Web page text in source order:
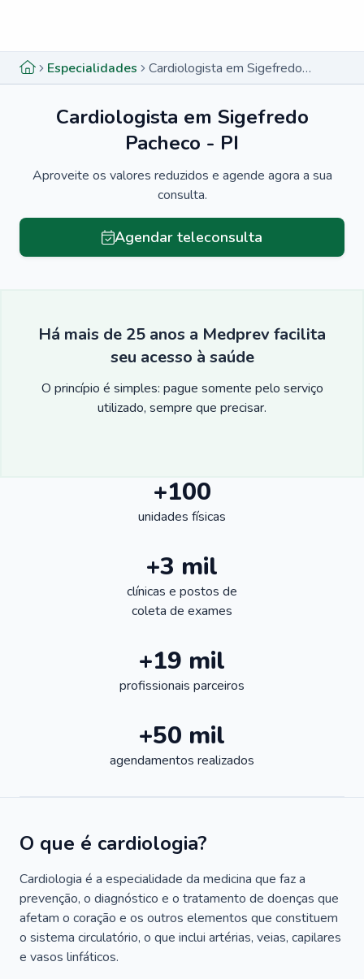
Especialidades Cardiologista em Sigefredo Pacheco - PI
Cardiologista em Sigefredo
Pacheco - PI
Aproveite os valores reduzidos e agende agora a sua
consulta.
Agendar teleconsulta
Há mais de 25 anos a Medprev facilita
seu acesso à saúde
O princípio é simples: pague somente pelo serviço
utilizado, sempre que precisar.
+100
unidades físicas
+3 mil
clínicas e postos de
coleta de exames
+19 mil
profissionais parceiros
+50 mil
agendamentos realizados
O que é cardiologia?
Cardiologia é a especialidade da medicina que faz a
prevenção, o diagnóstico e o tratamento de doenças que
afetam o coração e os outros elementos que constituem
o sistema circulatório, o que inclui artérias, veias, capilares
e vasos linfáticos.